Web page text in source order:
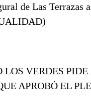
de Las Terrazas
LOS VERDES
APROBÓ EL